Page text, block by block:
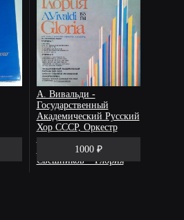
А. Вивальди -
Государственный
Академический Русский
Хор СССР, Оркестр
Студентов Московской
Консерватории, А.
Свешников – Глория
1000 ₽